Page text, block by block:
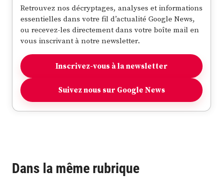
Retrouvez nos décryptages, analyses et informations
essentielles dans votre fil d’actualité Google News,
ou recevez-les directement dans votre boîte mail en
vous inscrivant à notre newsletter.
Inscrivez-vous à la newsletter
Suivez nous sur Google News
Dans la même rubrique